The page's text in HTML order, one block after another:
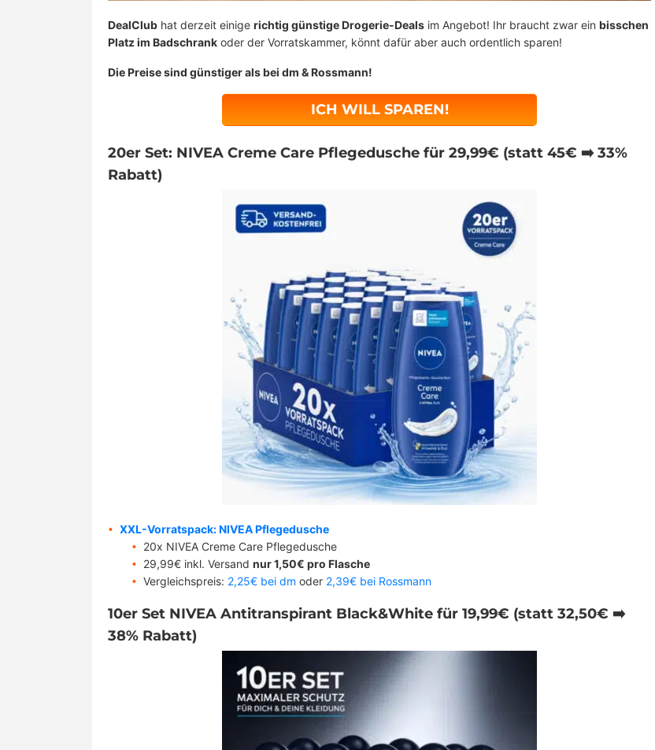
DealClub hat derzeit einige richtig günstige Drogerie-Deals im Angebot! Ihr braucht zwar ein bisschen
Platz im Badschrank oder der Vorratskammer, könnt dafür aber auch ordentlich sparen!
Die Preise sind günstiger als bei dm & Rossmann!
ICH WILL SPAREN!
20er Set: NIVEA Creme Care Pflegedusche für 29,99€ (statt 45€ ➡️ 33%
Rabatt)
XXL-Vorratspack: NIVEA Pflegedusche
20x NIVEA Creme Care Pflegedusche
29,99€ inkl. Versand nur 1,50€ pro Flasche
Vergleichspreis: 2,25€ bei dm oder 2,39€ bei Rossmann
10er Set NIVEA Antitranspirant Black&White für 19,99€ (statt 32,50€ ➡️
38% Rabatt)